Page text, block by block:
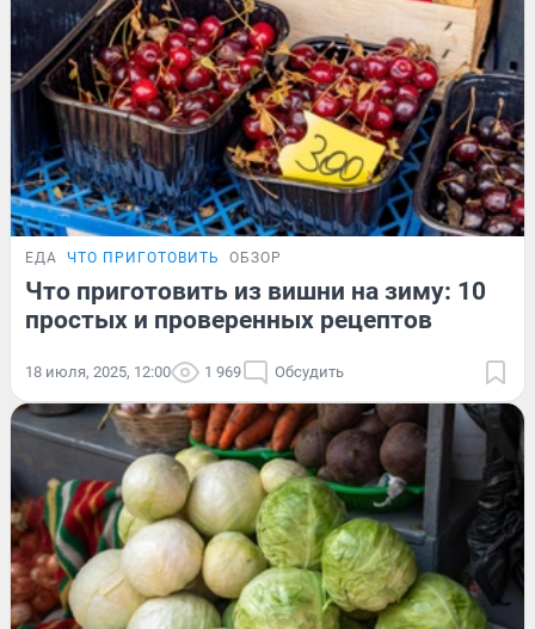
ЕДА ЧТО ПРИГОТОВИТЬ ОБЗОР
Что приготовить из вишни на зиму: 10
простых и проверенных рецептов
18 июля, 2025, 12:00 1 969 Обсудить